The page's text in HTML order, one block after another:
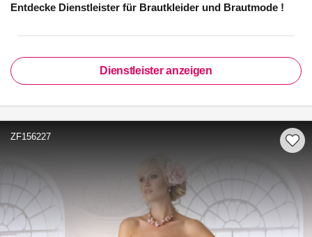
Entdecke Dienstleister für Brautkleider und Brautmode !
Dienstleister anzeigen
ZF156227